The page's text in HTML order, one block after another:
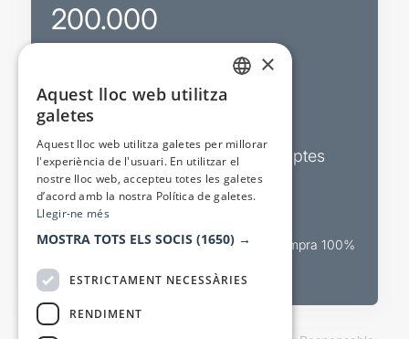
200.000
Sortejos exclusius
Butlletins d’actualitat i descomptes
Valora espectacles
Canal oficial de venda teatral Compra 100%
×
Aquest lloc web utilitza
galetes
Aquest lloc web utilitza galetes per millorar
l'experiència de l'usuari. En utilitzar el
nostre lloc web, accepteu totes les galetes
d’acord amb la nostra Política de galetes.
Llegir-ne més
MOSTRA TOTS ELS SOCIS (1650) →
ESTRICTAMENT NECESSÀRIES
RENDIMENT